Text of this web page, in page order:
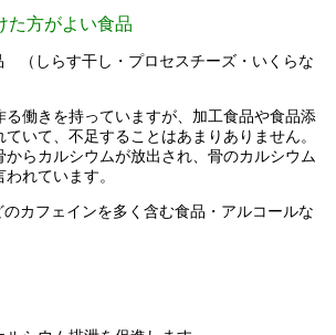
た方がよい食品
（しらす干し・プロセスチーズ・いくらな
る働きを持っていますが、加工食品や食品添
いて、不足することはあまりありません。
からカルシウムが放出され、骨のカルシウム
れています。
のカフェインを多く含む食品・アルコールな